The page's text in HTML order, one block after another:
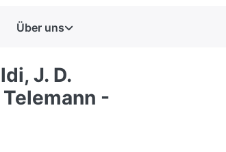
Über uns
J. D.
Telemann -